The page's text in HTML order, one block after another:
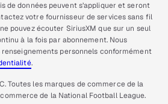
de données peuvent s’appliquer et seront
votre fournisseur de services sans fil
pouvez écouter SiriusXM que sur un seul
à la fois par abonnement. Nous
personnels conformément
.
Toutes les marques de commerce de la
de la National Football League.